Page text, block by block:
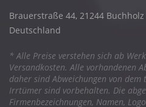
Brauerstraße 44, 21244
Deutschland
* Alle Preise verstehen sich ab
Versandkosten. Alle vorhandenen
daher sind Abweichungen von
Irrtümer sind vorbehalten. Die
Firmenbezeichnungen, Namen,